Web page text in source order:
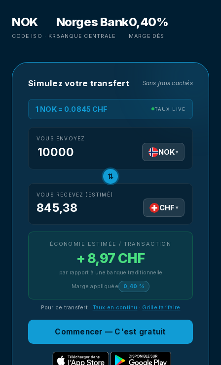
NOK
CODE ISO · KR
Norges Bank
BANQUE CENTRALE
0,40%
MARGE DÈS
Simulez votre transfert Sans frais cachés
1 NOK = 0.0845 CHF TAUX LIVE
VOUS ENVOYEZ
NOK▾
⇅
VOUS RECEVEZ (ESTIMÉ)
845,38 CHF ▾
ÉCONOMIE ESTIMÉE / TRANSACTION
+ 8,97 CHF
par rapport à une banque traditionnelle
Marge appliquée 0,40 %
Pour ce transfert· Taux en continu · Grille tarifaire
Commencer — C'est gratuit